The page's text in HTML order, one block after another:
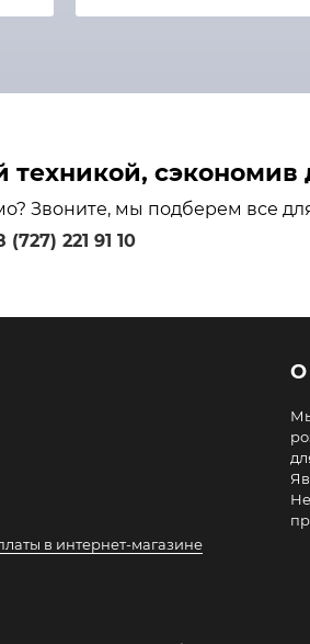
сэкономив
Звоните, мы подберем все
(727) 221 91 10
в интернет-магазине
О